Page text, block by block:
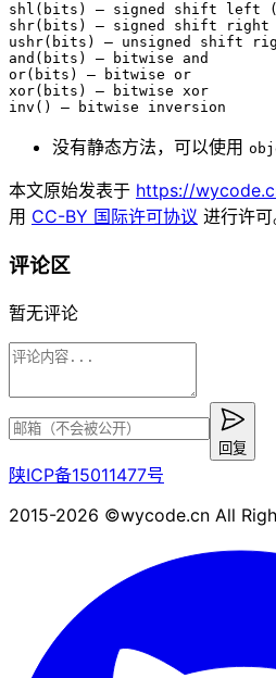
shl (bits) – signed shift left
shr(bits) – signed shift right
ushr(bits) – unsigned shift
and(bits) – bitwise and
or(bits) – bitwise or
xor(bits) – bitwise xor
inv() – bitwise inversion
没有静态方法，可以使用
本文原始发表于 https://
用 CC-BY 国际许可协议 进行许可
评论区
暂无评论
回复
陕ICP备15011477号
2015-2026 ©wycode.cn All